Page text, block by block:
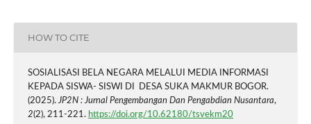
HOW TO CITE
SOSIALISASI BELA NEGARA MELALUI MEDIA INFORMASI
KEPADA SISWA- SISWI DI DESA SUKA MAKMUR BOGOR.
(2025).JP2N : Jurnal Pengembangan Dan Pengabdian Nusantara,
2(2), 211-221. https://doi.org/10.62180/tsvekm20